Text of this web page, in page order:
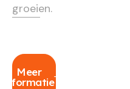
groeien.
Meer
informatie